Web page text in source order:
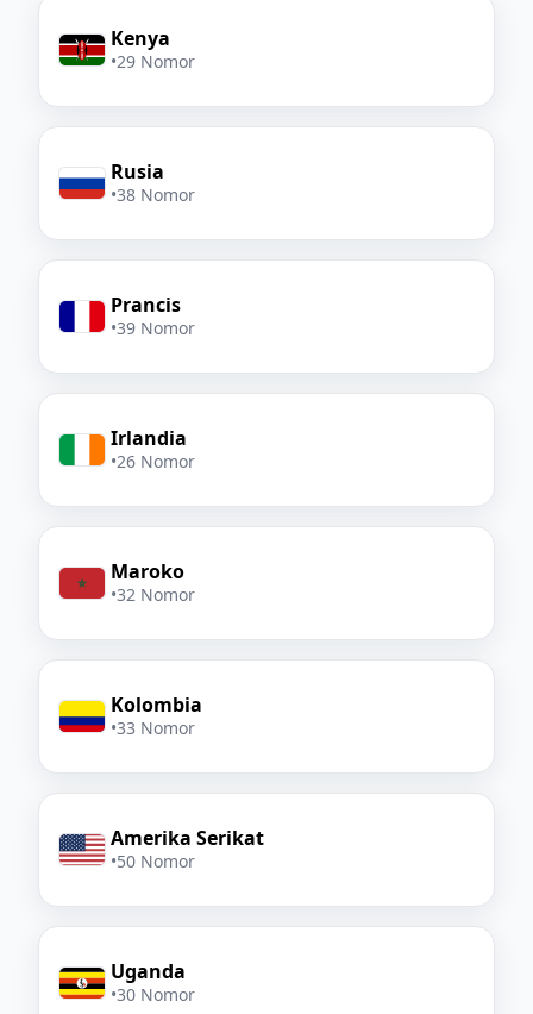
Kenya
•29 Nomor
Rusia
•38 Nomor
Prancis
•39 Nomor
Irlandia
•26 Nomor
Maroko
•32 Nomor
Kolombia
•33 Nomor
Amerika Serikat
•50 Nomor
Uganda
•30 Nomor